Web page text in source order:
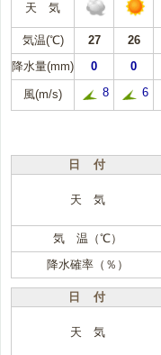
天 気
気温(℃) 27 26
降水量(mm)
0 0
風(m/s) 8 6
日 付
天 気
気 温（℃）
降水確率（％）
日 付
天 気